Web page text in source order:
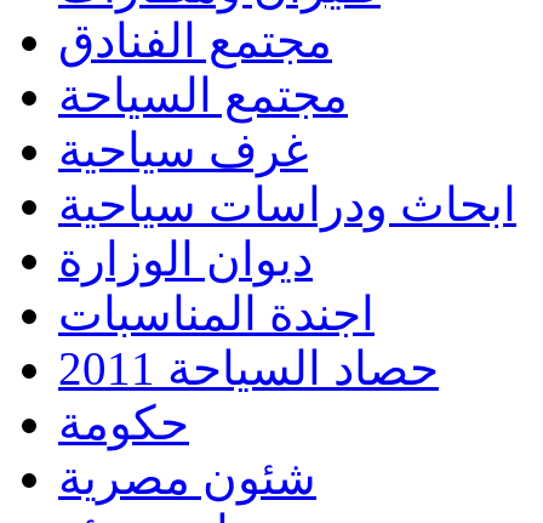
مجتمع الفنادق
مجتمع السياحة
غرف سياحية
ابحاث ودراسات سياحية
ديوان الوزارة
اجندة المناسبات
حصاد السياحة 2011
حكومة
شئون مصرية